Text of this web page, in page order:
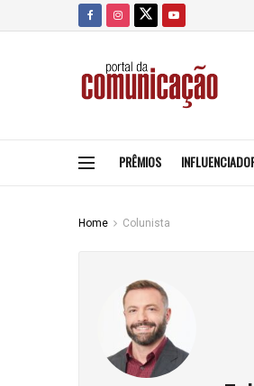
PRÊMIOS
Home Colunista